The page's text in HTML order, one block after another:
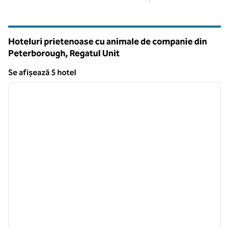
Hoteluri prietenoase cu animale de companie din
Peterborough, Regatul Unit
Se afișează 5 hotel
Se afișează 5 hotel
1 din 12